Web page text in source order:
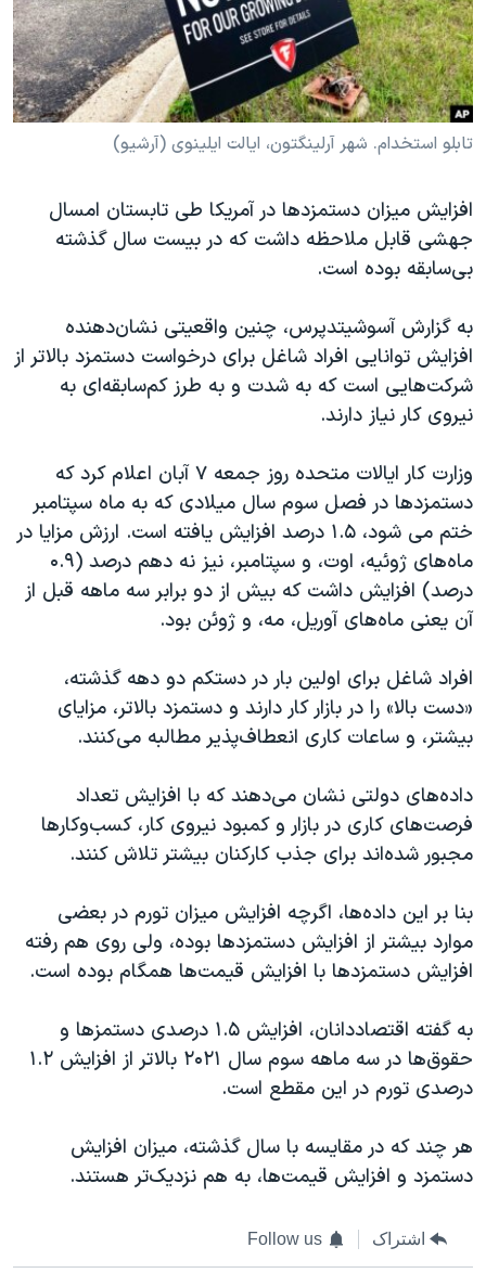
فرهنگ و زندگی
حقوق شهروندی
اقتصادی
علم و فناوری
گالری عکس
آرشیو پخش زنده
مستندها
انتخابات ریاست جمهوری آمریکا ۲۰۲۴
حمله جمهوری اسلامی به اسرائیل
رمز مهسا
اعتراضات زن، زندگی، آزادی
مجموعه مستندهای دادخواهی
دادگاه حمید نوری
چهل سال گروگان‌گیری
قانون شفافیت دارائی کادر رهبری ایران
اسرائیل در جنگ
نرگس محمدی برنده جایزه نوبل صلح
همایش محافظه‌کاران آمریکا «سی‌پک»
صفحه‌های ویژه
دنبال کنید
تابلو استخدام. شهر آرلینگتون، ایالت ایلینوی (آرشیو)
افزایش میزان دستمزدها در آمریکا طی تابستان امسال
جهشی قابل ملاحظه داشت که در بیست سال گذشته
بی‌سابقه بوده است.
به گزارش آسوشیتدپرس، چنین واقعیتی نشان‌دهنده
افزایش توانایی افراد شاغل برای درخواست دستمزد بالاتر از
شرکت‌هایی است که به شدت و به طرز کم‌سابقه‌ای به
نیروی کار نیاز دارند.
وزارت کار ایالات متحده روز جمعه ۷ آبان اعلام کرد که
دستمزدها در فصل سوم سال میلادی که به ماه سپتامبر
ختم می شود، ۱.۵ درصد افزایش یافته است. ارزش مزایا در
ماه‌های ژوئیه، اوت، و سپتامبر، نیز نه دهم درصد (۰.۹
درصد) افزایش داشت که بیش از دو برابر سه ماهه قبل از
آن یعنی ماه‌های آوریل، مه، و ژوئن بود.
افراد شاغل برای اولین بار در دستکم دو دهه گذشته،
«دست بالا» را در بازار کار دارند و دستمزد بالاتر، مزایای
بیشتر، و ساعات کاری انعطاف‌پذیر مطالبه می‌کنند.
داده‌های دولتی نشان می‌دهند که با افزایش تعداد
فرصت‌های کاری در بازار و کمبود نیروی کار، کسب‌و‌کارها
مجبور شده‌اند برای جذب کارکنان بیشتر تلاش کنند.
بنا بر این داده‌ها، اگرچه افزایش میزان تورم در بعضی
موارد بیشتر از افزایش دستمزدها بوده، ولی روی هم رفته
افزایش دستمزدها با افزایش قیمت‌ها همگام بوده است.
به گفته اقتصاددانان، افزایش ۱.۵ درصدی دستمزها و
حقوق‌ها در سه ماهه سوم سال ۲۰۲۱ بالاتر از افزایش ۱.۲
درصدی تورم در این مقطع است.
هر چند که در مقایسه با سال گذشته، میزان افزایش
دستمزد و افزایش قیمت‌ها، به هم نزدیک‌تر هستند.
اشتراک Follow us